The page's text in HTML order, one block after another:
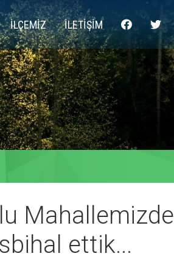
İLÇEMİZ İLETİŞİM
Mahallemizde
ettik...